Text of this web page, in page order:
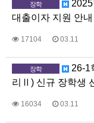
장학
대출이자 지원 안내
17104 03.11
장학
26-1
리Ⅱ) 신규 장학생
16034 03.11